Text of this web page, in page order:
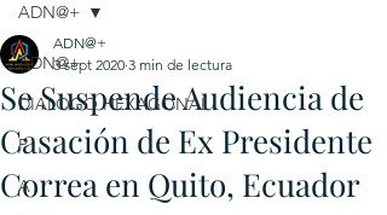
ADN@+
DIALOGO HEXAGONAL
P
A
ADN@+
Se Suspende Audiencia de
Casación de Ex Presidente
Correa en Quito, Ecuador
ADN@+
3 sept 2020 3 min de lectura